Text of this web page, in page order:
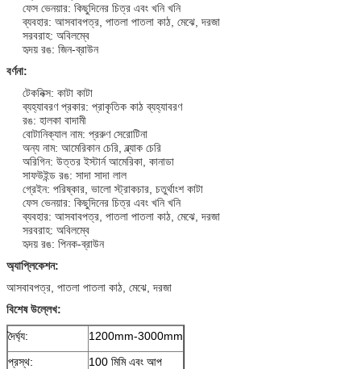
ফেস ভেনয়ার: কিছুদিনের চিত্র এবং খনি খনি
ব্যবহার: আসবাবপত্র, পাতলা পাতলা কাঠ, মেঝে, দরজা
সরবরাহ: অবিলম্বে
হৃদয় রঙ: জিন-ব্রাউন
বর্ণনা:
টেকনিক্স: কাটা কাটা
ব্যহ্যাবরণ প্রকার: প্রাকৃতিক কাঠ ব্যহ্যাবরণ
রঙ: হালকা বাদামী
বোটানিক্যাল নাম: প্ররুণ সেরোটিনা
অন্য নাম: আমেরিকান চেরি, ব্ল্যাক চেরি
অরিগিন: উত্তর ইস্টার্ন আমেরিকা, কানাডা
সাফউইন্ড রঙ: সাদা সাদা লাল
গ্রেইন: পরিষ্কার, ভালো স্ট্রাকচার, চতুর্থাংশ কাটা
ফেস ভেনয়ার: কিছুদিনের চিত্র এবং খনি খনি
ব্যবহার: আসবাবপত্র, পাতলা পাতলা কাঠ, মেঝে, দরজা
সরবরাহ: অবিলম্বে
হৃদয় রঙ: পিনক-ব্রাউন
অ্যাপ্লিকেশন:
আসবাবপত্র, পাতলা পাতলা কাঠ, মেঝে, দরজা
বিশেষ উল্লেখ:
দৈর্ঘ্য:
1200mm-3000mm
প্রস্থ:
100 মিমি এবং আপ